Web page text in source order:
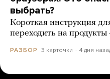
выбрать?
Короткая инструкция
переходить на
РАЗБОР 3 карточки 4 дня